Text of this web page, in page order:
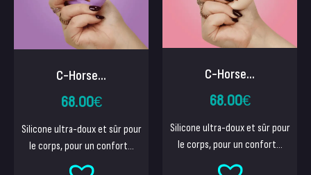
C-Horse...
68.00€
Silicone ultra-doux et sûr pour
le corps, pour un confort...
C-Horse...
68.00€
Silicone ultra-doux et sûr pour
le corps, pour un confort...